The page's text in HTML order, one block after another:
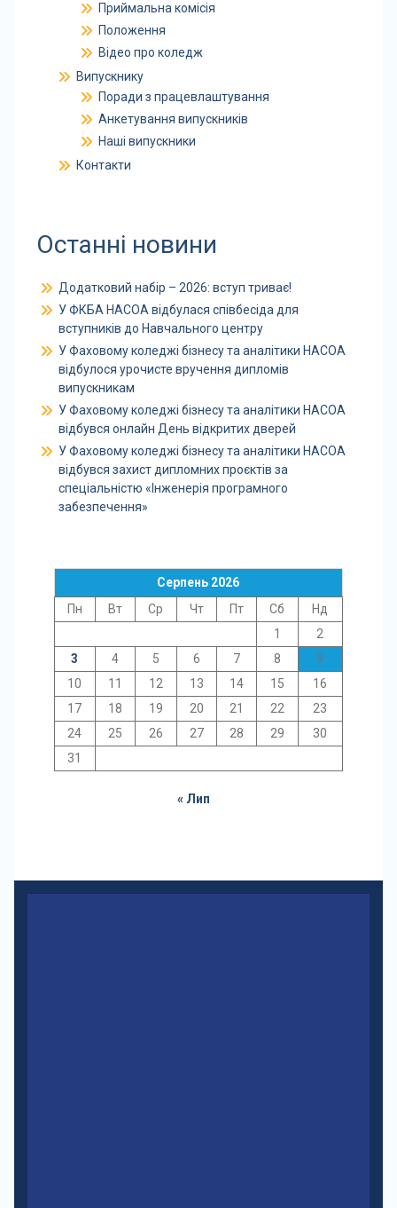
Приймальна комісія
Положення
Відео про коледж
Випускнику
Поради з працевлаштування
Анкетування випускників
Наші випускники
Контакти
Останні новини
Додатковий набір – 2026: вступ триває!
У ФКБА НАСОА відбулася співбесіда для
вступників до Навчального центру
У Фаховому коледжі бізнесу та аналітики НАСОА
відбулося урочисте вручення дипломів
випускникам
У Фаховому коледжі бізнесу та аналітики НАСОА
відбувся онлайн День відкритих дверей
У Фаховому коледжі бізнесу та аналітики НАСОА
відбувся захист дипломних проєктів за
спеціальністю «Інженерія програмного
забезпечення»
Серпень 2026
Пн
Вт Ср Чт Пт Сб
Нд
1
2
3
4 5 6 7 8
9
10
11 12 13 14 15
16
17
18 19 20 21 22
23
24
25 26 27 28 29
30
31
« Лип